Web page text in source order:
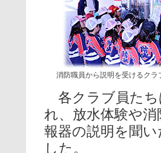
消防職員から説明を受けるクラ
各クラブ員たち
れ、放水体験や
報器の説明を聞
した。